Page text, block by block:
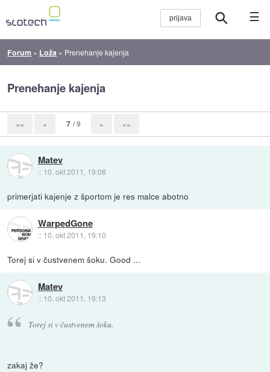
☰
Forum » Loža » Prenehanje kajenja
Prenehanje kajenja
«« « 7 / 9 » »»
Matev
:: 10. okt 2011, 19:08
primerjati kajenje z športom je res malce abotno
WarpedGone
:: 10. okt 2011, 19:10
Torej si v čustvenem šoku. Good ...
Matev
:: 10. okt 2011, 19:13
Torej si v čustvenem šoku.
zakaj že?